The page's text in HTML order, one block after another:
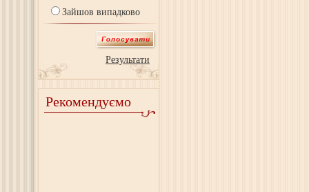
Зайшов випадково
Результати
Рекомендуємо